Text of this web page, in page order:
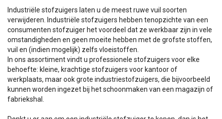
Industriële stofzuigers laten u de meest ruwe vuil soorten
verwijderen. Industriële stofzuigers hebben tenopzichte van een
consumenten stofzuiger het voordeel dat ze werkbaar zijn in vele
omstandigheden en geen moeite hebben met de grofste stoffen,
vuil en (indien mogelijk) zelfs vloeistoffen.
In ons assortiment vindt u professionele stofzuigers voor elke
behoefte: kleine, krachtige stofzuigers voor kantoor of
werkplaats, maar ook grote industriestofzuigers, die bijvoorbeeld
kunnen worden ingezet bij het schoonmaken van een magazijn of
fabriekshal.